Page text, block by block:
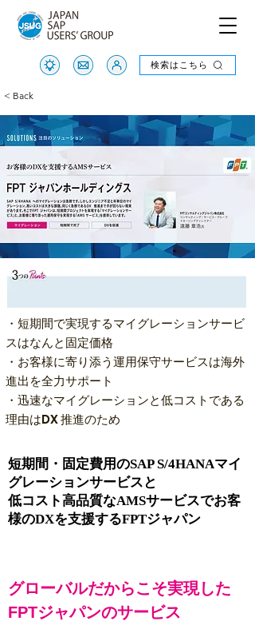
検索はこちら
検索はこちら
< Back
・短期間で実現するマイグレーションサービ
スはなんと固定価格
・お客様に寄り添う運用保守サービスは海外
進出を全力サポート
・迅速なマイグレーションと低コストである
理由はDX 推進のため
短期間・固定費用のSAP S/4HANAマイ
グレーションサービスと
低コスト高品質なAMSサービスでお客
様のDXを支援するFPTジャパン
グローバルだからこそ実現した
FPTジャパンのサービス